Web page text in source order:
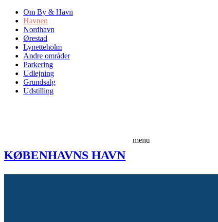
Om By & Havn
Havnen
Nordhavn
Ørestad
Lynetteholm
Andre områder
Parkering
Udlejning
Grundsalg
Udstilling
KØBENHAVNS HAVN
menu